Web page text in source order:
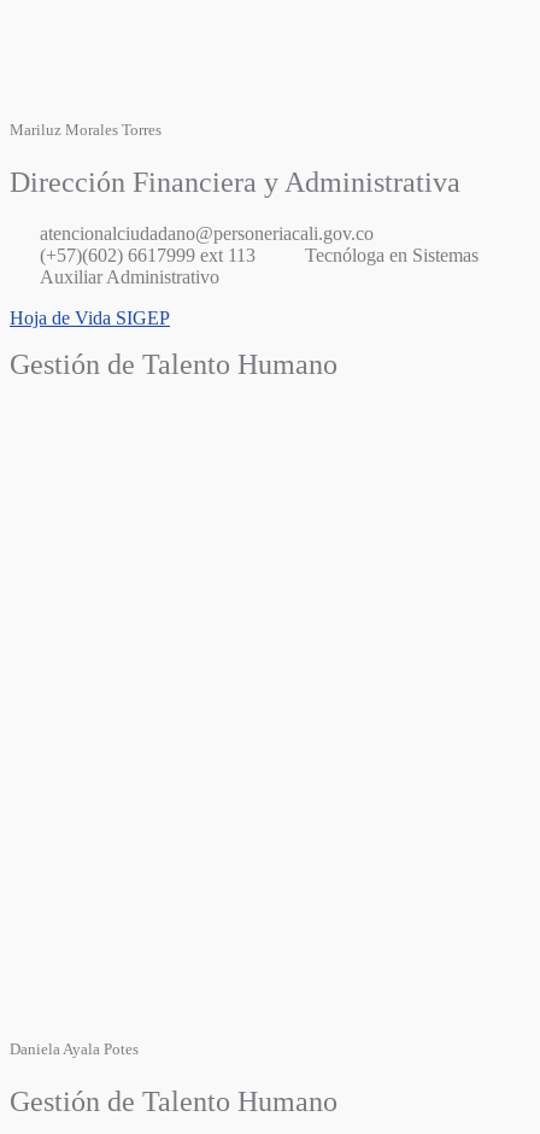
Mariluz Morales Torres
Dirección Financiera y Administrativa
atencionalciudadano@personeriacali.gov.co
(+57)(602) 6617999 ext 113
Tecnóloga en Sistemas
Auxiliar Administrativo
Hoja de Vida SIGEP
Gestión de Talento Humano
Daniela Ayala Potes
Gestión de Talento Humano